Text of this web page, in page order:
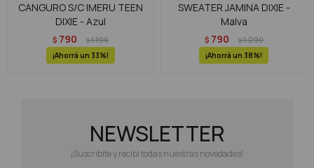
CANGURO S/C IMERU TEEN
DIXIE - Azul
$ 790 $1.190
33
SWEATER JAMINA DIXIE -
Malva
$ 790 $1.290
38
NEWSLETTER
¡Suscribite y recibí todas nuestras novedades!